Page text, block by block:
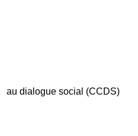
dialogue social (CCDS)